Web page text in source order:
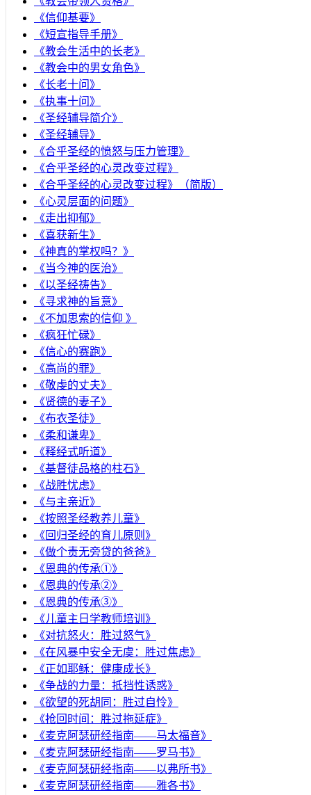
《信仰基要》
《短宣指导手册》
《教会生活中的长老》
《教会中的男女角色》
《长老十问》
《执事十问》
《圣经辅导简介》
《圣经辅导》
​《合乎圣经的愤怒与压力管理》
《合乎圣经的心灵改变过程》
《合乎圣经的心灵改变过程》（简版）
《心灵层面的问题》
《走出抑郁》
《喜获新生》
《神真的掌权吗？》
《当今神的医治》
《以圣经祷告》
《寻求神的旨意》
《不加思索的信仰 》
《疯狂忙碌》
《信心的赛跑》
《高尚的罪》
《敬虔的丈夫》
《贤德的妻子》
《布衣圣徒》
《柔和谦卑》
《释经式听道》
《基督徒品格的柱石》
《战胜忧虑》
《与主亲近》
《按照圣经教养儿童》
《回归圣经的育儿原则》
《做个责无旁贷的爸爸》
《恩典的传承①》
《恩典的传承②》
《恩典的传承③》
《儿童主日学教师培训》
《对抗怒火：胜过怒气》
《在风暴中安全无虞：胜过焦虑》
《正如耶稣：健康成长》
《争战的力量：抵挡性诱惑》
《欲望的死胡同：胜过自怜》
《抢回时间：胜过拖延症》
《麦克阿瑟研经指南——马太福音》
《麦克阿瑟研经指南——罗马书》
《麦克阿瑟研经指南——以弗所书》
《麦克阿瑟研经指南——雅各书》